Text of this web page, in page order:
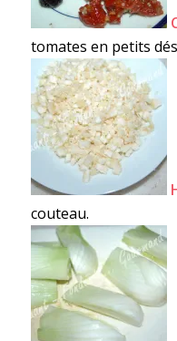
tomates en petits
couteau.